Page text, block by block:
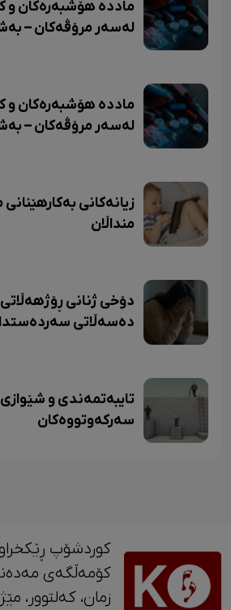
ماددە هۆشبەرەکان و
لەسەر مرۆڤەکان –
ماددە هۆشبەرەکان و
لەسەر مرۆڤەکان –
زیانەکانی
منداڵان
دۆخی ژنانی
دەسەڵاتی
تایبەتمەندی و
سەرکەوتووەکان
کوردشۆپ
کۆمەڵگەی